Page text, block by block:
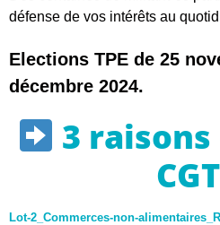
défense de vos intérêts au
Elections TPE de 25
décembre 2024.
3
CGT
Lot-2_Commerces-non-